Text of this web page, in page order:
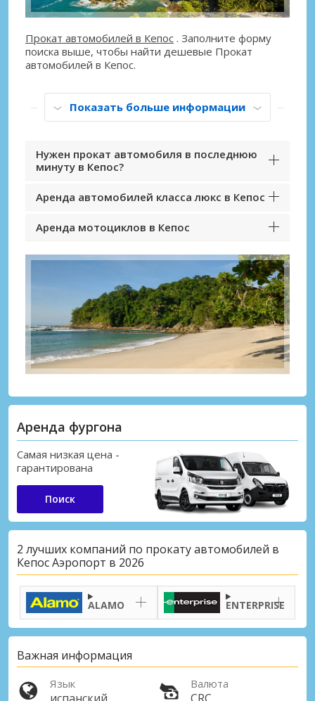
Прокат автомобилей в Кепос . Заполните форму
поиска выше, чтобы найти дешевые Прокат
автомобилей в Кепос.
Показать больше информации
Нужен прокат автомобиля в последнюю
минуту в Кепос?
Аренда автомобилей класса люкс в Кепос
Аренда мотоциклов в Кепос
Аренда фургона
Самая низкая цена -
гарантирована
Поиск
2 лучших компаний по прокату автомобилей в
Кепос Аэропорт в 2026
ALAMO ENTERPRISE
Важная информация
Язык Валюта